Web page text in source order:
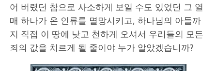
어 버렸던 참으로 사소하게 보일 수도 있었던 그 열
매 하나가 온 인류를 멸망시키고, 하나님의 아들까
지 직접 이 땅에 낮고 천하게 오셔서 우리들의 모든
죄의 값을 치르게 될 줄이야 누가 알았겠습니까?